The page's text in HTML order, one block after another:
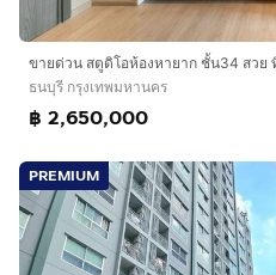
ขายด่วน สตูดิโอห้องหายาก ชั้น34 สวย
ธนบุรี กรุงเทพมหานคร
฿ 2,650,000
PREMIUM